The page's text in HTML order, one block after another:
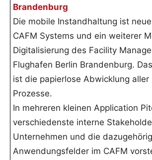
Brandenburg
Die mobile Instandhaltung ist
CAFM Systems und ein weiterer
Digitalisierung des Facility
Flughafen Berlin Brandenburg.
ist die papierlose Abwicklung aller
Prozesse.
In mehreren kleinen Application
verschiedenste interne
Unternehmen und die
Anwendungsfelder im CAFM